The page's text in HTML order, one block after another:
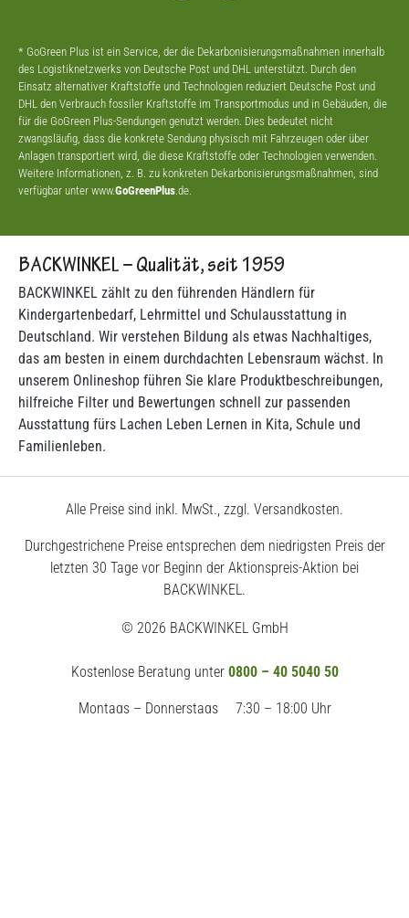
* GoGreen Plus ist ein Service, der die Dekarbonisierungsmaßnahmen innerhalb
des Logistiknetzwerks von Deutsche Post und DHL unterstützt. Durch den
Einsatz alternativer Kraftstoffe und Technologien reduziert Deutsche Post und
DHL den Verbrauch fossiler Kraftstoffe im Transportmodus und in Gebäuden, die
für die GoGreen Plus-Sendungen genutzt werden. Dies bedeutet nicht
zwangsläufig, dass die konkrete Sendung physisch mit Fahrzeugen oder über
Anlagen transportiert wird, die diese Kraftstoffe oder Technologien verwenden.
Weitere Informationen, z. B. zu konkreten Dekarbonisierungsmaßnahmen, sind
verfügbar unter www.GoGreenPlus.de.
BACKWINKEL – Qualität, seit 1959
BACKWINKEL zählt zu den führenden Händlern für
Kindergartenbedarf, Lehrmittel und Schulausstattung in
Deutschland. Wir verstehen Bildung als etwas Nachhaltiges,
das am besten in einem durchdachten Lebensraum wächst. In
unserem Onlineshop führen Sie klare Produktbeschreibungen,
hilfreiche Filter und Bewertungen schnell zur passenden
Ausstattung fürs Lachen Leben Lernen in Kita, Schule und
Familienleben.
Alle Preise sind inkl. MwSt., zzgl. Versandkosten.
Durchgestrichene Preise entsprechen dem niedrigsten Preis der
letzten 30 Tage vor Beginn der Aktionspreis-Aktion bei
BACKWINKEL.
© 2026 BACKWINKEL GmbH
Kostenlose Beratung unter 0800 – 40 5040 50
Montags – Donnerstags
7:30 – 18:00 Uhr